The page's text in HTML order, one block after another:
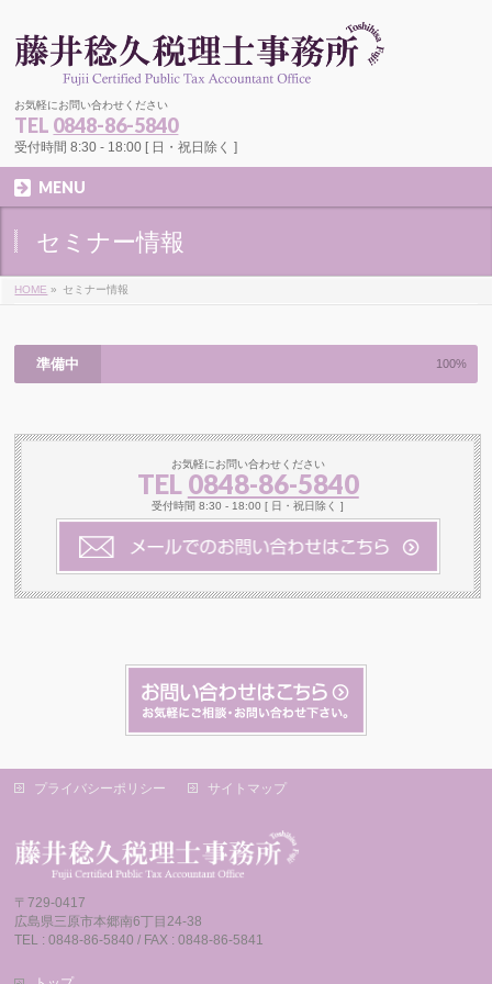
お気軽にお問い合わせください
TEL 0848-86-5840
受付時間 8:30 - 18:00 [ 日・祝日除く ]
MENU
セミナー情報
HOME » セミナー情報
準備中 100%
お気軽にお問い合わせください
TEL 0848-86-5840
受付時間 8:30 - 18:00 [ 日・祝日除く ]
プライバシーポリシー サイトマップ
〒729-0417
広島県三原市本郷南6丁目24-38
TEL : 0848-86-5840 / FAX : 0848-86-5841